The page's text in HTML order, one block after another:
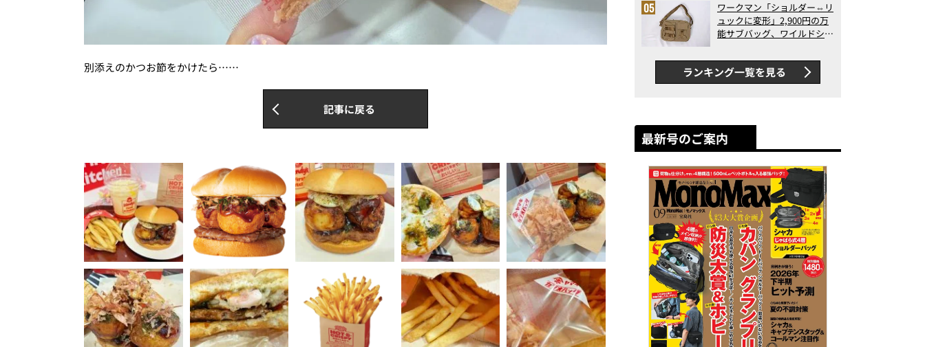
別添えのかつお節をかけたら……
記事に戻る
った！
ワークマン「ショルダー⇔リ
ュックに変形」2,900円の万
能サブバッグ、ワイルドシン
録…ほか【休日バッグの人気
記事ランキングベスト3】
（2026年6月版）
ランキング一覧を見る
最新号のご案内